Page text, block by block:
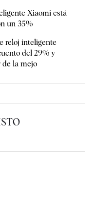
Xiaomi está
un 35%
reloj inteligente
del 29% y
la mejo